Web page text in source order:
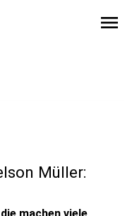
menu
Müller: